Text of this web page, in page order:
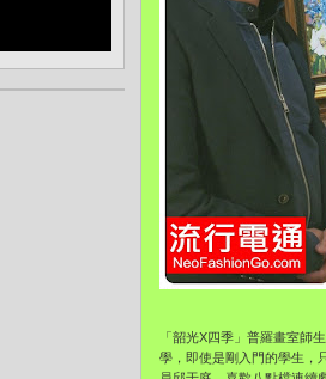
「韶光X四季」普羅畫室師
學，即使是剛入門的學生，